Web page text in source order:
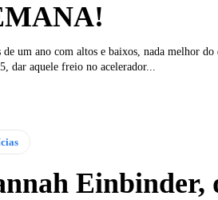
de um ano com altos e baixos, nada melhor
dar aquele freio no acelerador...
Einbinder,